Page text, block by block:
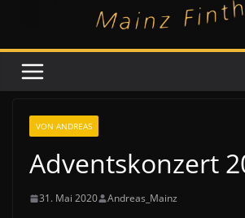
VON ANDREAS
Adventskonzert
31. Mai 2020 Andreas_Mainz